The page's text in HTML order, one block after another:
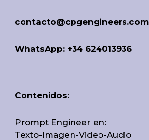
contacto@cpgengineers.com
WhatsApp: +34 624013936
Contenidos:
Prompt Engineer en:
Texto-Imagen-Video-Audio